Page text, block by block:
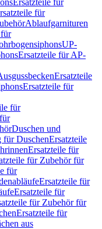
Ersatzteile für
für
Ablaufgarnituren
UP-
Ersatzteile für AP-
Ersatzteile
Ersatzteile für
für
Duschen und
für DuschenErsatzteile
Ersatzteile für
für Zubehör für
für
Ersatzteile für
Ersatzteile für
für Zubehör für
Ersatzteile für
aus